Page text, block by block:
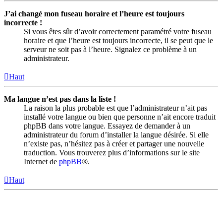
J’ai changé mon fuseau horaire et l’heure est toujours
incorrecte !
Si vous êtes sûr d’avoir correctement paramétré votre fuseau
horaire et que l’heure est toujours incorrecte, il se peut que le
serveur ne soit pas à l’heure. Signalez ce problème à un
administrateur.
Haut
Ma langue n’est pas dans la liste !
La raison la plus probable est que l’administrateur n’ait pas
installé votre langue ou bien que personne n’ait encore traduit
phpBB dans votre langue. Essayez de demander à un
administrateur du forum d’installer la langue désirée. Si elle
n’existe pas, n’hésitez pas à créer et partager une nouvelle
traduction. Vous trouverez plus d’informations sur le site
Internet de phpBB®.
Haut